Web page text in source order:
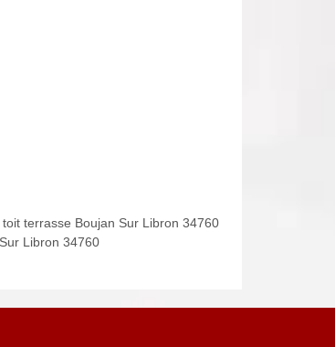
terrasse Boujan Sur Libron 34760
Libron 34760